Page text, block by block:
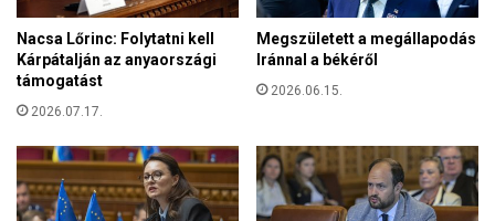
Nacsa Lőrinc: Folytatni kell
Kárpátalján az anyaországi
támogatást
2026.07.17.
Megszületett a megállapodás
Iránnal a békéről
2026.06.15.